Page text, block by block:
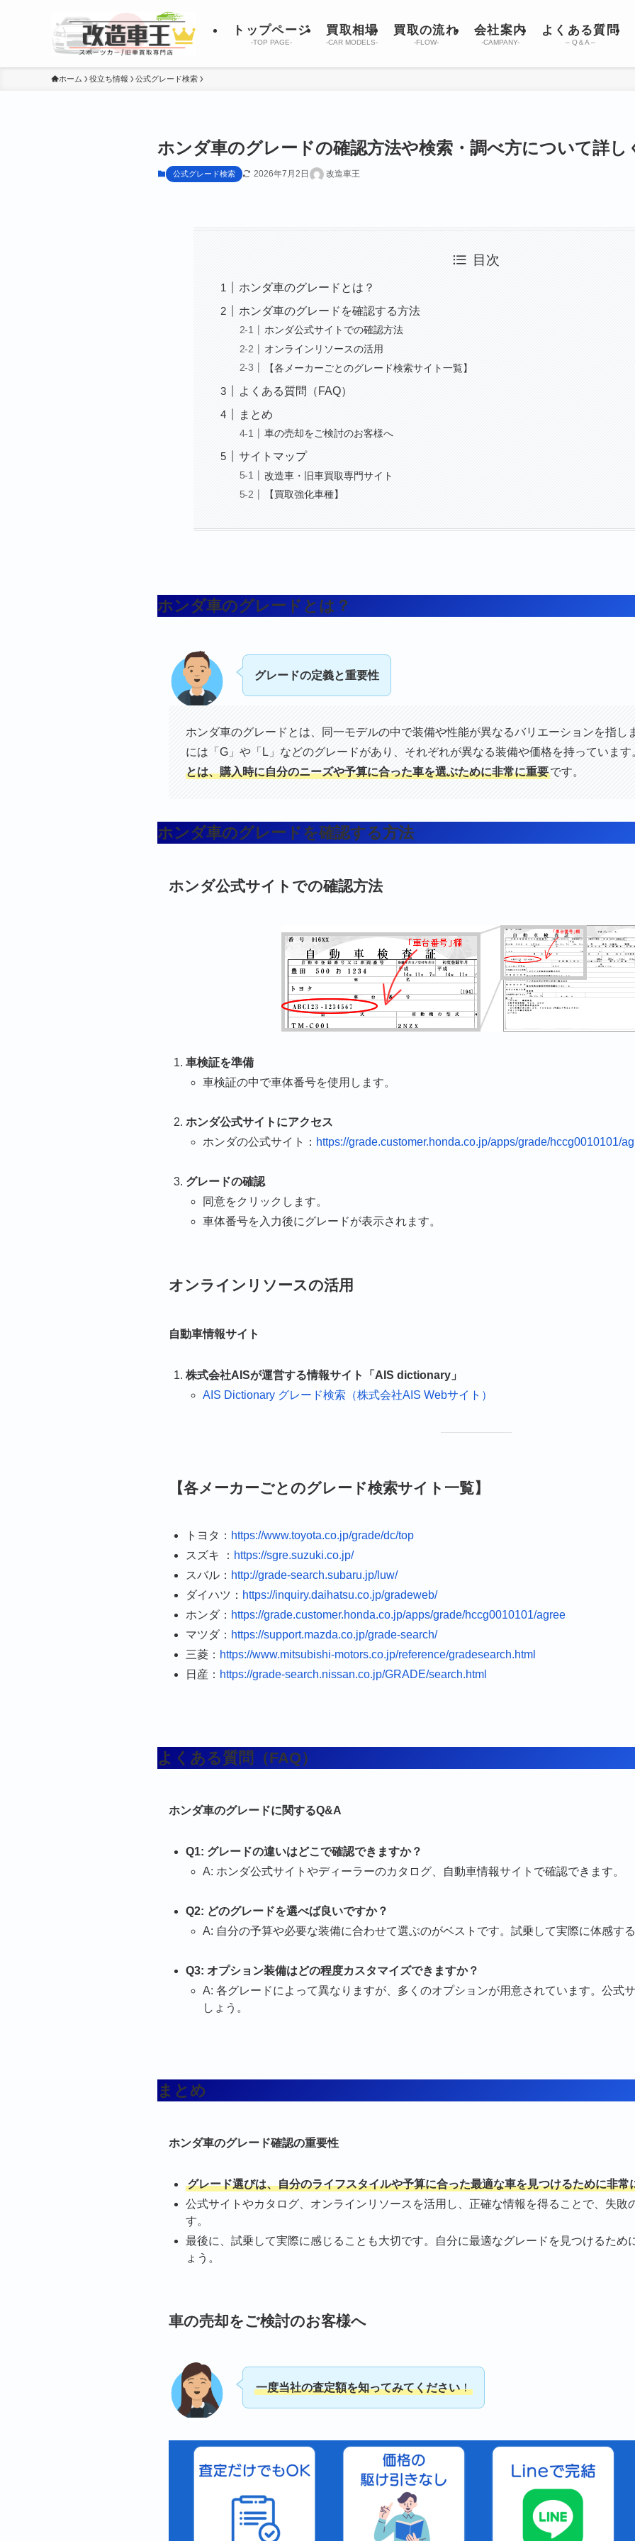
トップページ
-TOP PAGE-
買取相場
-CAR MODELS-
買取の流れ
-FLOW-
会社案内
-CAMPANY-
よくある質問
– Q＆A –
ホーム 役立ち情報 公式グレード検索
ホンダ車のグレードの確認方法や検索・調べ方について詳し
公式グレード検索 2026年7月2日 改造車王
目次
ホンダ車のグレードとは？
ホンダ車のグレードを確認する方法
ホンダ公式サイトでの確認方法
オンラインリソースの活用
【各メーカーごとのグレード検索サイト一覧】
よくある質問（FAQ）
まとめ
車の売却をご検討のお客様へ
サイトマップ
改造車・旧車買取専門サイト
【買取強化車種】
ホンダ車のグレードとは？
グレードの定義と重要性
ホンダ車のグレードとは、同一モデルの中で装備や性能が異なるバリエーションを指し
には「G」や「L」などのグレードがあり、それぞれが異なる装備や価格を持っています
とは、購入時に自分のニーズや予算に合った車を選ぶために非常に重要です。
ホンダ車のグレードを確認する方法
ホンダ公式サイトでの確認方法
車検証を準備
車検証の中で車体番号を使用します。
ホンダ公式サイトにアクセス
ホンダの公式サイト： https://grade.customer.honda.co.jp/apps/grade/hccg0010101/
グレードの確認
同意をクリックします。
車体番号を入力後にグレードが表示されます。
オンラインリソースの活用
自動車情報サイト
株式会社AISが運営する情報サイト「AIS dictionary」
AIS Dictionary グレード検索（株式会社AIS Webサイト）
【各メーカーごとのグレード検索サイト一覧】
トヨタ： https://www.toyota.co.jp/grade/dc/top
スズキ ： https://sgre.suzuki.co.jp/
スバル： http://grade-search.subaru.jp/luw/
ダイハツ： https://inquiry.daihatsu.co.jp/gradeweb/
ホンダ： https://grade.customer.honda.co.jp/apps/grade/hccg0010101/agree
マツダ： https://support.mazda.co.jp/grade-search/
三菱： https://www.mitsubishi-motors.co.jp/reference/gradesearch.html
日産： https://grade-search.nissan.co.jp/GRADE/search.html
よくある質問（FAQ）
ホンダ車のグレードに関するQ&A
Q1: グレードの違いはどこで確認できますか？
A: ホンダ公式サイトやディーラーのカタログ、自動車情報サイトで確認できます。
Q2: どのグレードを選べば良いですか？
A: 自分の予算や必要な装備に合わせて選ぶのがベストです。試乗して実際に体感す
Q3: オプション装備はどの程度カスタマイズできますか？
A: 各グレードによって異なりますが、多くのオプションが用意されています。公式
しょう。
まとめ
ホンダ車のグレード確認の重要性
グレード選びは、自分のライフスタイルや予算に合った最適な車を見つけるために非常
公式サイトやカタログ、オンラインリソースを活用し、正確な情報を得ることで、失敗
す。
最後に、試乗して実際に感じることも大切です。自分に最適なグレードを見つけるため
ょう。
車の売却をご検討のお客様へ
一度当社の査定額を知ってみてください！